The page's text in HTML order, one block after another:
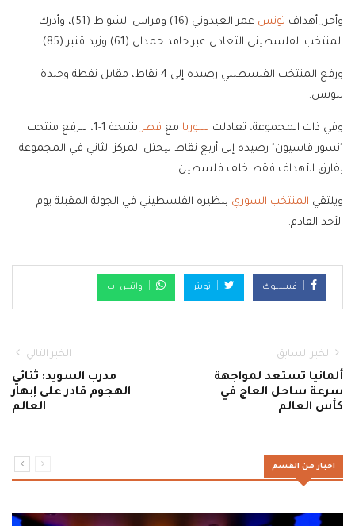
وأحرز أهداف تونس
عمر العيدوني (16) وفراس الشواط (51)، وأدرك
المنتخب الفلسطيني التعادل عبر حامد حمدان (61) وزيد قنبر (85).
ورفع المنتخب الفلسطيني رصيده إلى 4 نقاط، مقابل نقطة وحيدة
لتونس.
وفي ذات المجموعة، تعادلت سوريا مع قطر
بنتيجة 1-1، ليرفع منتخب
"نسور قاسيون" رصيده إلى أربع نقاط ليحتل المركز الثاني في المجموعة
بفارق الأهداف فقط خلف فلسطين.
ويلتقي المنتخب السوري بنظيره الفلسطيني في الجولة المقبلة يوم
الأحد القادم.
فيسبوك تويتر واتس اب
الخبر السابق
ألمانيا تستعد لمواجهة
سرعة ساحل العاج في
كأس العالم
الخبر التالي
مدرب السويد: ثنائي
الهجوم قادر على إبهار
العالم
اخبار من القسم